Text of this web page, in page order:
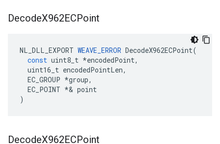
DecodeX962ECPoint
NL_DLL_EXPORT WEAVE_ERROR DecodeX962ECPoint(
const uint8_t *encodedPoint,
uint16_t encodedPointLen,
EC_GROUP *group,
EC_POINT *& point
)
DecodeX962ECPoint